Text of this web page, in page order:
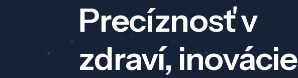
Precíznosť v
zdraví, inovácie